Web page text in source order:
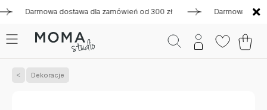
Darmowa dostawa dla zamówień od 300 zł Darmowa dostawa
Dekoracje